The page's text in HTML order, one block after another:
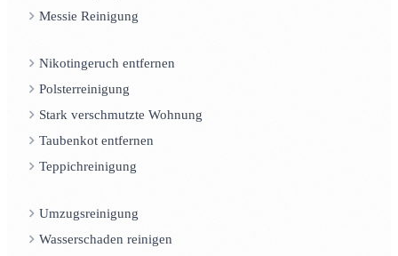
Messie Reinigung
Nikotingeruch entfernen
Polsterreinigung
Stark verschmutzte Wohnung
Taubenkot entfernen
Teppichreinigung
Umzugsreinigung
Wasserschaden reinigen